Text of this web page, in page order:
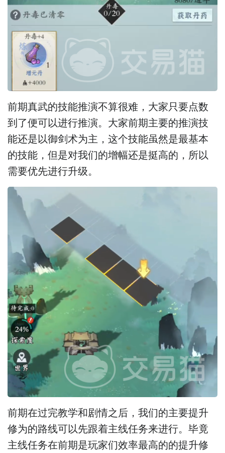
前期真武的技能推演不算很难，大家只要点数
到了便可以进行推演。大家前期主要的推演技
能还是以御剑术为主，这个技能虽然是最基本
的技能，但是对我们的增幅还是挺高的，所以
需要优先进行升级。
前期在过完教学和剧情之后，我们的主要提升
修为的路线可以先跟着主线任务来进行。毕竟
主线任务在前期是玩家们效率最高的的提升修